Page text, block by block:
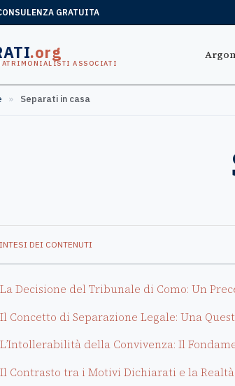
GRATUITA
.org
ASSOCIATI
» Separati in casa
DEI CONTENUTI
La Decisione del Tribunale di Como: Un
Il Concetto di Separazione Legale: Una
L’Intollerabilità della Convivenza: Il
Il Contrasto tra i Motivi Dichiarati e la